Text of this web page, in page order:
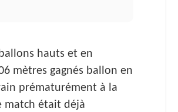
hauts et en
mètres gagnés ballon en
prématurément à la
match était déjà